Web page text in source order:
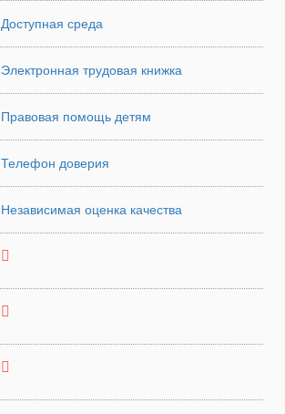
Доступная среда
Электронная трудовая книжка
Правовая помощь детям
Телефон доверия
Независимая оценка качества